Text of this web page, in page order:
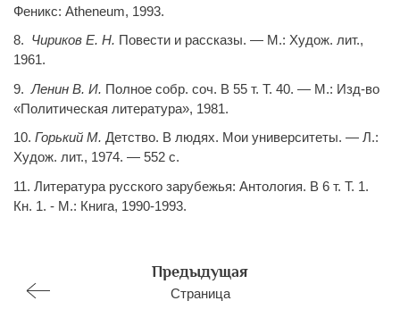
Феникс: Atheneum, 1993.
8. Чириков Е. Н. Повести и рассказы. — М.: Худож. лит.,
1961.
9. Ленин В. И. Полное собр. соч. В 55 т. Т. 40. — М.: Изд-во
«Политическая литература», 1981.
10. Горький М. Детство. В людях. Мои университеты. — Л.:
Худож. лит., 1974. — 552 с.
11. Литература русского зарубежья: Антология. В 6 т. Т. 1.
Кн. 1. - М.: Книга, 1990-1993.
Предыдущая
Страница